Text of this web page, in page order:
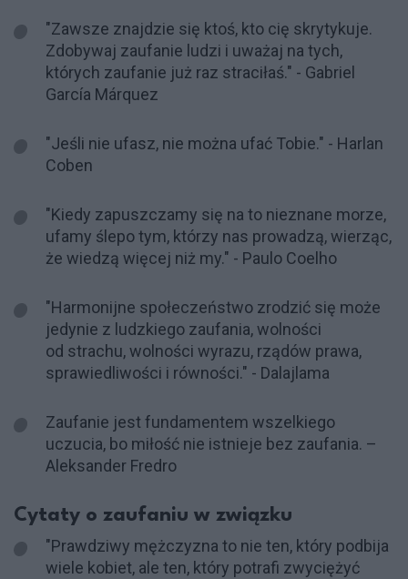
"Zawsze znajdzie się ktoś, kto cię skrytykuje.
Zdobywaj zaufanie ludzi i uważaj na tych,
których zaufanie już raz straciłaś." - Gabriel
García Márquez
"Jeśli nie ufasz, nie można ufać Tobie." - Harlan
Coben
"Kiedy zapuszczamy się na to nieznane morze,
ufamy ślepo tym, którzy nas prowadzą, wierząc,
że wiedzą więcej niż my." - Paulo Coelho
"Harmonijne społeczeństwo zrodzić się może
jedynie z ludzkiego zaufania, wolności
od strachu, wolności wyrazu, rządów prawa,
sprawiedliwości i równości." - Dalajlama
Zaufanie jest fundamentem wszelkiego
uczucia, bo miłość nie istnieje bez zaufania. –
Aleksander Fredro
Cytaty o zaufaniu w związku
"Prawdziwy mężczyzna to nie ten, który podbija
wiele kobiet, ale ten, który potrafi zwyciężyć